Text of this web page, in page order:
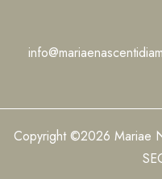
Copyright ©2026 Mariae